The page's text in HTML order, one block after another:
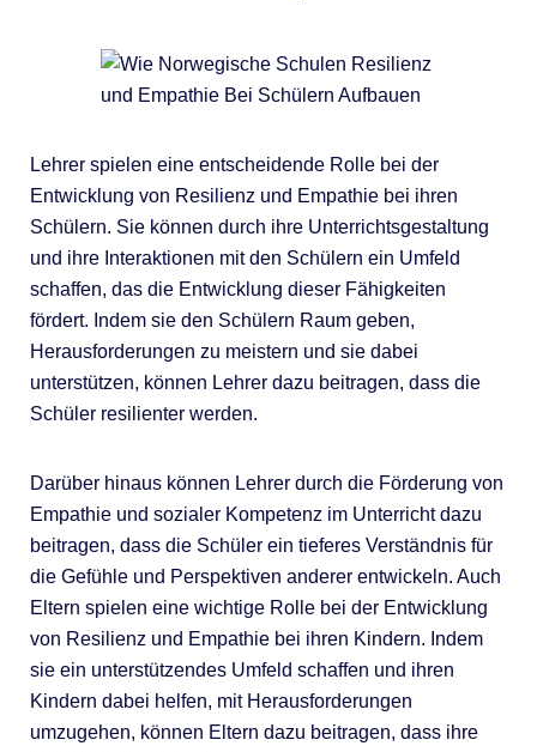
Lehrer spielen eine entscheidende Rolle bei der
Entwicklung von Resilienz und Empathie bei ihren
Schülern. Sie können durch ihre Unterrichtsgestaltung
und ihre Interaktionen mit den Schülern ein Umfeld
schaffen, das die Entwicklung dieser Fähigkeiten
fördert. Indem sie den Schülern Raum geben,
Herausforderungen zu meistern und sie dabei
unterstützen, können Lehrer dazu beitragen, dass die
Schüler resilienter werden.
Darüber hinaus können Lehrer durch die Förderung von
Empathie und sozialer Kompetenz im Unterricht dazu
beitragen, dass die Schüler ein tieferes Verständnis für
die Gefühle und Perspektiven anderer entwickeln. Auch
Eltern spielen eine wichtige Rolle bei der Entwicklung
von Resilienz und Empathie bei ihren Kindern. Indem
sie ein unterstützendes Umfeld schaffen und ihren
Kindern dabei helfen, mit Herausforderungen
umzugehen, können Eltern dazu beitragen, dass ihre